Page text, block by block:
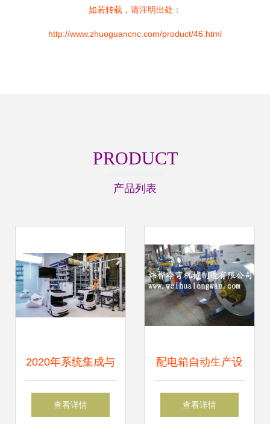
如若转载，请注明出处：
http://www.zhuoguancnc.com/product/46.html
PRODUCT
产品列表
2020年系统集成与
物流自动化 机械设
查看详情
配电箱自动生产设
备 技术革新引领制
查看详情